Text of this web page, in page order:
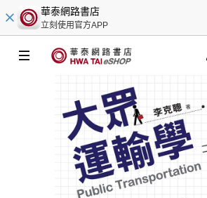
華泰網路書店
立刻使用官方APP